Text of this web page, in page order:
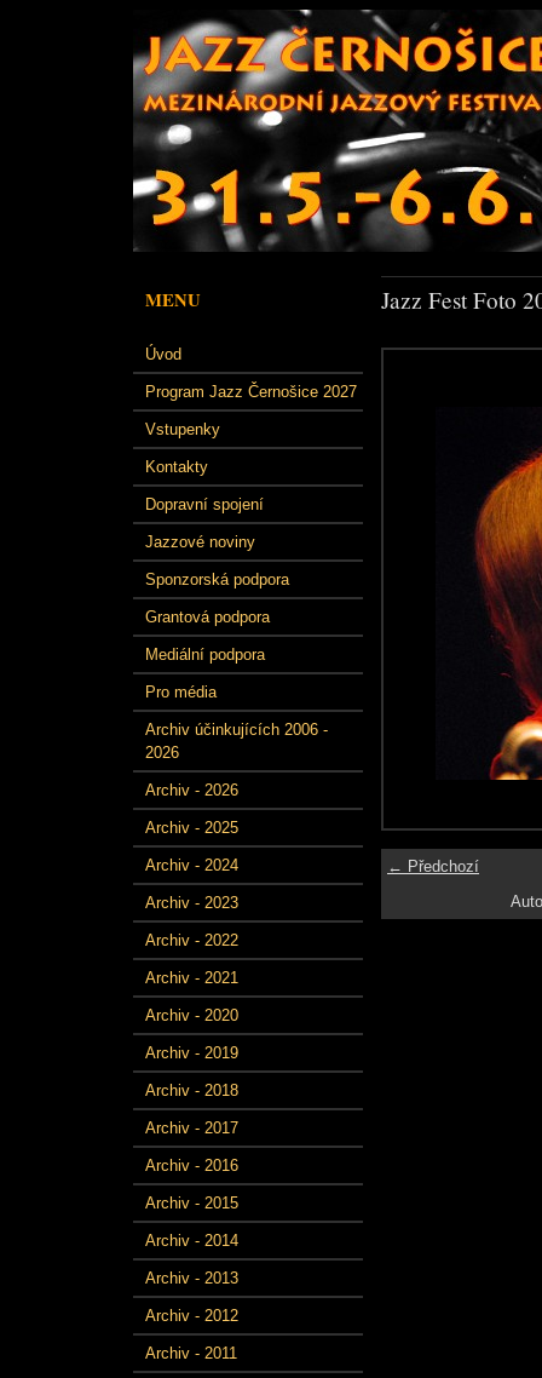
MENU
Úvod
Program Jazz Černošice 2027
Vstupenky
Kontakty
Dopravní spojení
Jazzové noviny
Sponzorská podpora
Grantová podpora
Mediální podpora
Pro média
Archiv účinkujících 2006 -
2026
Archiv - 2026
Archiv - 2025
Archiv - 2024
Archiv - 2023
Archiv - 2022
Archiv - 2021
Archiv - 2020
Archiv - 2019
Archiv - 2018
Archiv - 2017
Archiv - 2016
Archiv - 2015
Archiv - 2014
Archiv - 2013
Archiv - 2012
Archiv - 2011
Jazz Fest Foto
← Předchozí